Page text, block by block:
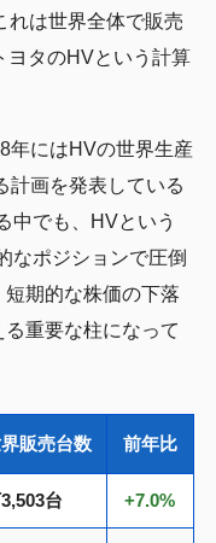
れは世界全体で販売
ヨタのHVという計算
年にはHVの世界生産
計画を発表している
中でも、HVという
なポジションで圧倒
期的な株価の下落
重要な柱になって
販売台数 前年比
台 +7.0%